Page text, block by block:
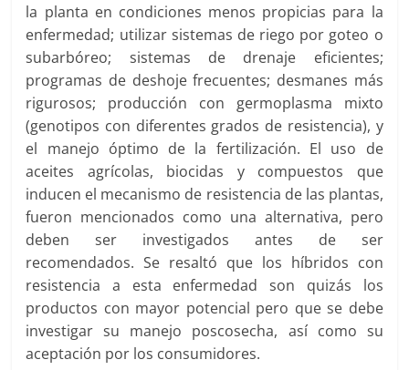
la planta en condiciones menos propicias para la
enfermedad; utilizar sistemas de riego por goteo o
subarbóreo; sistemas de drenaje eficientes;
programas de deshoje frecuentes; desmanes más
rigurosos; producción con germoplasma mixto
(genotipos con diferentes grados de resistencia), y
el manejo óptimo de la fertilización. El uso de
aceites agrícolas, biocidas y compuestos que
inducen el mecanismo de resistencia de las plantas,
fueron mencionados como una alternativa, pero
deben ser investigados antes de ser
recomendados. Se resaltó que los híbridos con
resistencia a esta enfermedad son quizás los
productos con mayor potencial pero que se debe
investigar su manejo poscosecha, así como su
aceptación por los consumidores.